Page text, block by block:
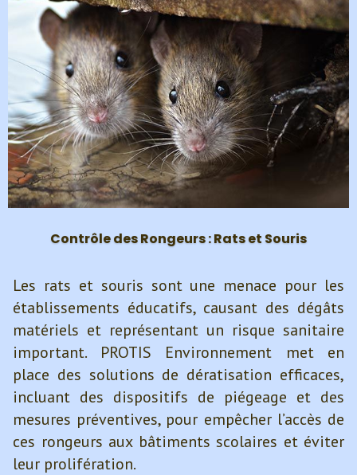
Contrôle des Rongeurs : Rats et Souris
Les rats et souris sont une menace pour les
établissements éducatifs, causant des dégâts
matériels et représentant un risque sanitaire
important. PROTIS Environnement met en
place des solutions de dératisation efficaces,
incluant des dispositifs de piégeage et des
mesures préventives, pour empêcher l’accès de
ces rongeurs aux bâtiments scolaires et éviter
leur prolifération.